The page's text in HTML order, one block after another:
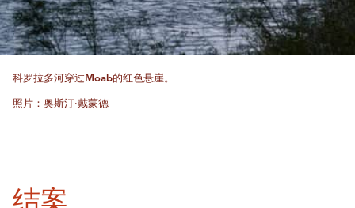
科罗拉多河穿过Moab的红色悬崖。
照片：奥斯汀·戴蒙德
结案